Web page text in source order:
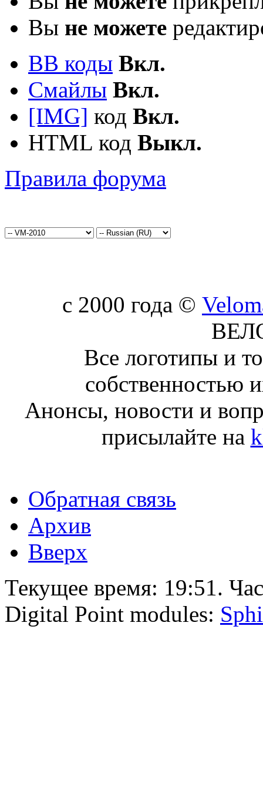
Вы не можете
BB коды Вкл.
Смайлы Вкл.
[IMG] код Вкл.
HTML код Выкл.
Правила форума
c 2000 года ©
Все логотипы и
собственностью
Анонсы, новости и
присылайте на
Обратная связь
Архив
Вверх
Текущее время: 19:51.
Digital Point modules: